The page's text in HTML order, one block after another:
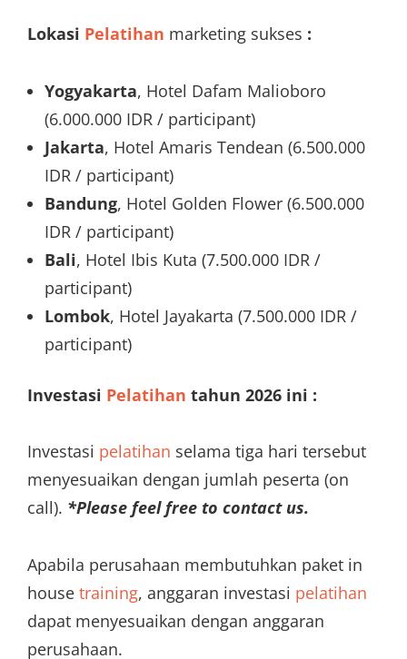
Lokasi Pelatihan marketing sukses :
Yogyakarta, Hotel Dafam Malioboro
(6.000.000 IDR / participant)
Jakarta, Hotel Amaris Tendean (6.500.000
IDR / participant)
Bandung, Hotel Golden Flower (6.500.000
IDR / participant)
Bali, Hotel Ibis Kuta (7.500.000 IDR /
participant)
Lombok, Hotel Jayakarta (7.500.000 IDR /
participant)
Investasi Pelatihan tahun 2026 ini :
Investasi pelatihan selama tiga hari tersebut
menyesuaikan dengan jumlah peserta (on
call). *Please feel free to contact us.
Apabila perusahaan membutuhkan paket in
house training, anggaran investasi pelatihan
dapat menyesuaikan dengan anggaran
perusahaan.